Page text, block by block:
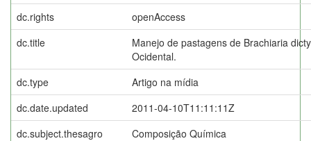
dc.rights
openAccess
dc.title
Manejo de pastagens de Brachiaria
Ocidental.
dc.type
Artigo na mídia
dc.date.updated
2011-04-10T11:11:11Z
dc.subject.thesagro
Composição Química